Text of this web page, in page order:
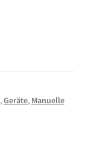
,Geräte, Manuelle